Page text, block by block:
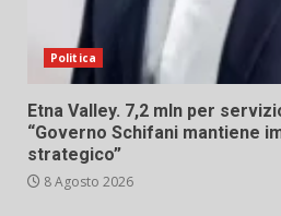
Politica
Etna Valley. 7,2 mln per
“Governo Schifani mantiene
strategico”
8 Agosto 2026